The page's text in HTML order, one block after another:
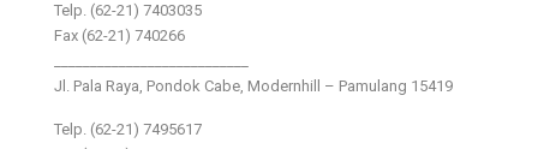
Telp. (62-21) 7403035
Fax (62-21) 740266
Jl. Pala Raya, Pondok Cabe, Modernhill – Pamulang 15419
Telp. (62-21) 7495617